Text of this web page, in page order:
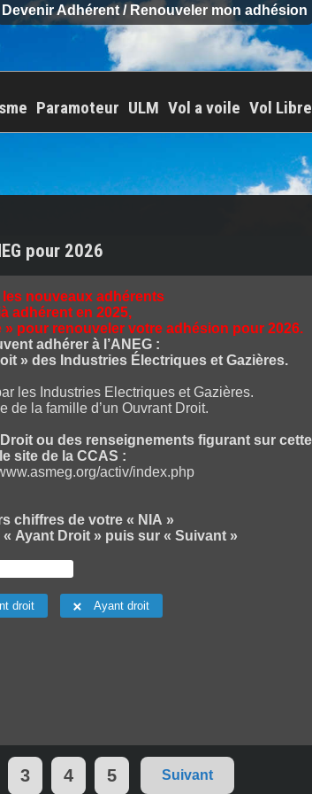
Devenir Adhérent / Renouveler mon adhésion
Paramoteur ULM Vol a voile Vol Libre